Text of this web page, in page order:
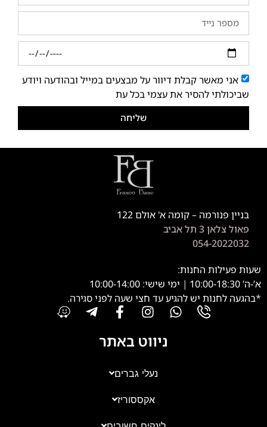
אני מאשר קבלת דיוור על מבצעים במייל ובהודעה ויודע
שביכולתי להסיר את עצמי בכל עת
שליחה
בניין פנורמה – קומה א' אולם 122
פאול צלאן 3 תל אביב
054-2022032
שעות פעילות החנות:
א’-ה’ 10:00-18:30 | ימי שישי: 10:00-14:00
*בהגעה לחנות יש להגיע עד חצי שעה לפני סגירה.
ניווט באתר
נעלי גברים
אקססוריז